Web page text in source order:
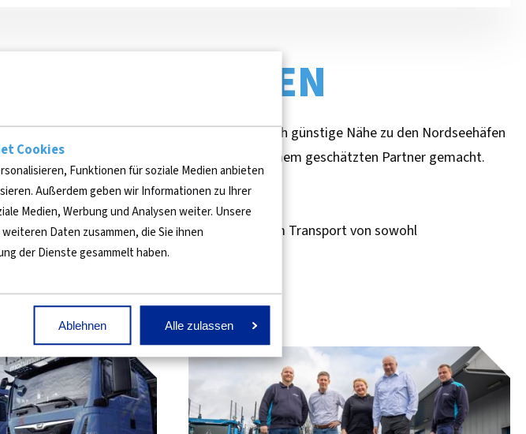
Cookies
Funktionen für soziale Medien anbieten
Außerdem geben wir Informationen zu Ihrer
Medien, Werbung und Analysen weiter. Unsere
Daten zusammen, die Sie ihnen
der Dienste gesammelt haben.
Ablehnen Alle zulassen
JAHRZEHNTEN
Branchenerfahrung sowie die strategisch günstige Nähe zu den Nordseehäfen
GmbH für namhafte Automobilhersteller zu einem geschätzten Partner gemacht.
zulässigem Gesamtgewicht, sowie dem Transport von sowohl
in Deutschland und BeNelux.